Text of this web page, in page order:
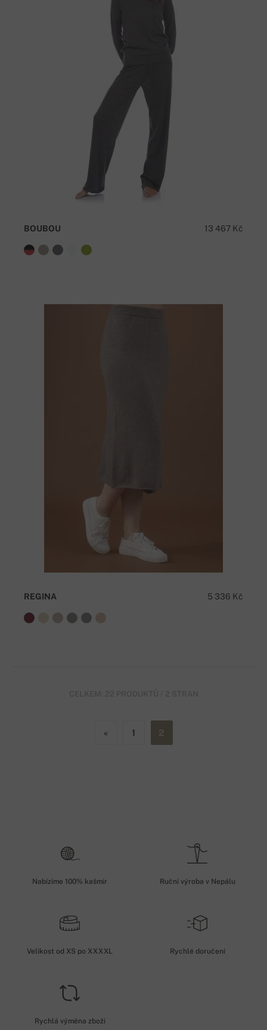
13 467 Kč
BOUBOU
5 336 Kč
REGINA
« 1
Nabízíme 100% kašmír Ruční výroba v Nepálu
Velikost od XS po XXXXL Rychlé doručení
Rychlá výměna zboží